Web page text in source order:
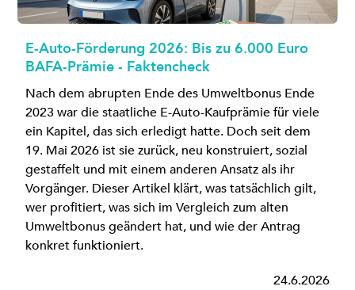
E-Auto-Förderung 2026: Bis zu 6.000 Euro
BAFA-Prämie - Faktencheck
Nach dem abrupten Ende des Umweltbonus Ende
2023 war die staatliche E-Auto-Kaufprämie für viele
ein Kapitel, das sich erledigt hatte. Doch seit dem
19. Mai 2026 ist sie zurück, neu konstruiert, sozial
gestaffelt und mit einem anderen Ansatz als ihr
Vorgänger. Dieser Artikel klärt, was tatsächlich gilt,
wer profitiert, was sich im Vergleich zum alten
Umweltbonus geändert hat, und wie der Antrag
konkret funktioniert.
24.6.2026